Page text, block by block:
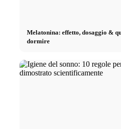
Melatonina: effetto, dosaggio &
dormire